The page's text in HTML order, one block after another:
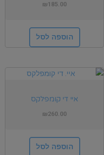
₪185.00
הוספה לסל
איי די קומפלקס
₪260.00
הוספה לסל